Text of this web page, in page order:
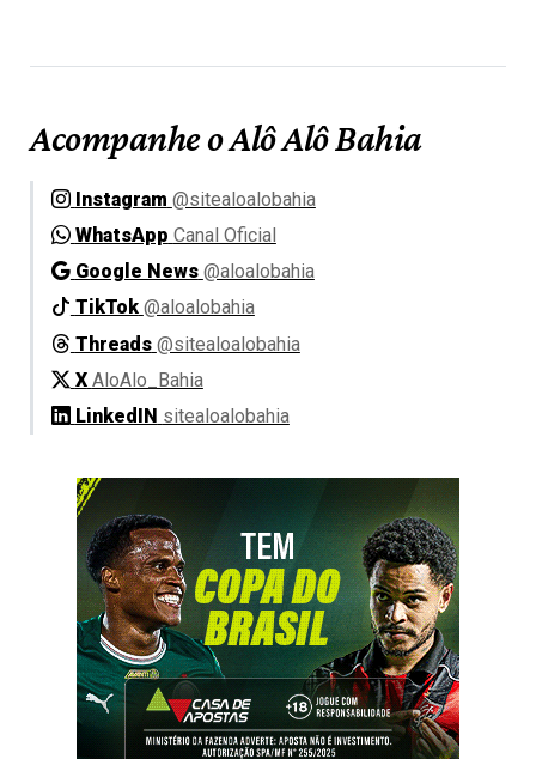
Acompanhe o Alô Alô Bahia
Instagram @sitealoalobahia
WhatsApp Canal Oficial
Google News @aloalobahia
TikTok @aloalobahia
Threads @sitealoalobahia
X AloAlo_Bahia
LinkedIN sitealoalobahia